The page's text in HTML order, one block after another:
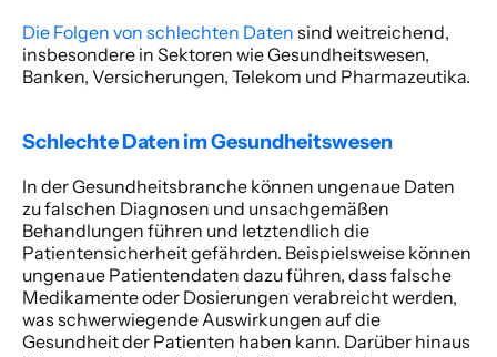
Die Folgen von schlechten Daten sind weitreichend,
insbesondere in Sektoren wie Gesundheitswesen,
Banken, Versicherungen, Telekom und Pharmazeutika.
Schlechte Daten im Gesundheitswesen
In der Gesundheitsbranche können ungenaue Daten
zu falschen Diagnosen und unsachgemäßen
Behandlungen führen und letztendlich die
Patientensicherheit gefährden. Beispielsweise können
ungenaue Patientendaten dazu führen, dass falsche
Medikamente oder Dosierungen verabreicht werden,
was schwerwiegende Auswirkungen auf die
Gesundheit der Patienten haben kann. Darüber hinaus